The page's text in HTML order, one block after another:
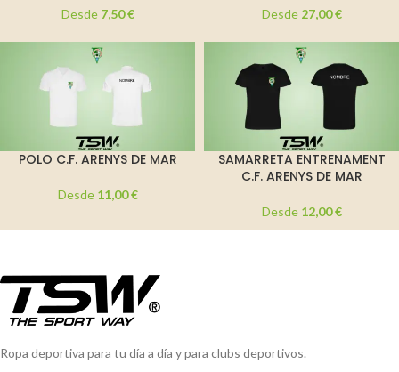
Desde 7,50€ Desde 27,00€
POLO C.F. ARENYS DE MAR
Desde 11,00€
SAMARRETA ENTRENAMENT
C.F. ARENYS DE MAR
Desde 12,00€
Ropa deportiva para tu día a día y para clubs deportivos.